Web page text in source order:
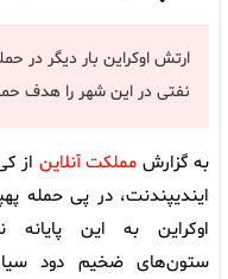
ارتش اوکراین بار دیگر در
نفتی در این شهر را هدف
به گزارش مملکت آنلاین از
ایندیپندنت، در پی حمله
اوکراین به این پایانه
ستون‌های ضخیم دود